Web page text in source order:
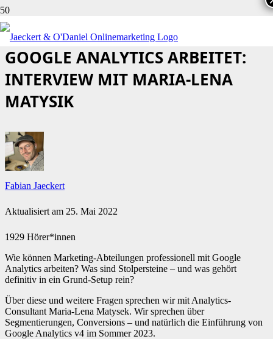
WIE MAN PROFESSIONELL MIT
GOOGLE ANALYTICS ARBEITET:
INTERVIEW MIT MARIA-LENA
MATYSIK
Fabian Jaeckert
Aktualisiert am 25. Mai 2022
1929 Hörer*innen
Wie können Marketing-Abteilungen professionell mit Google
Analytics arbeiten? Was sind Stolpersteine – und was gehört
definitiv in ein Grund-Setup rein?
Über diese und weitere Fragen sprechen wir mit Analytics-
Consultant Maria-Lena Matysek. Wir sprechen über
Segmentierungen, Conversions – und natürlich die Einführung von
Google Analytics v4 im Sommer 2023.